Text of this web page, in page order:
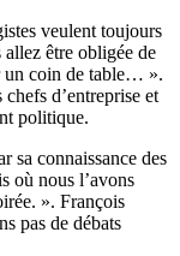
veulent toujours
être obligée de
un coin de table… ».
d’entreprise et
politique.
sa connaissance des
où nous l’avons
». François
pas de débats